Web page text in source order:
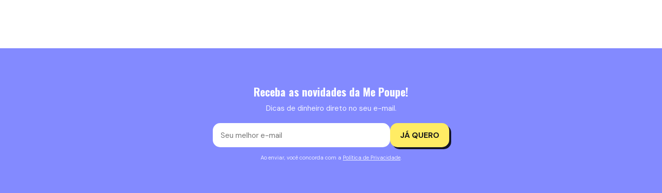
Receba as novidades da Me Poupe!
Dicas de dinheiro direto no seu e-mail.
JÁ QUERO
Ao enviar, você concorda com a Política de Privacidade.